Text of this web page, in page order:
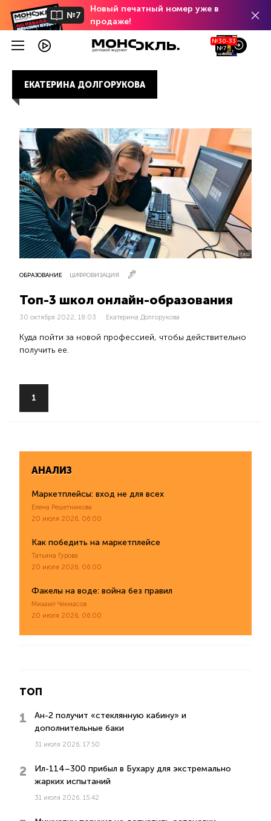
№7
Новый печатный номер уже в
продаже!
№30-33
№7
ЕКАТЕРИНА ДОЛГОРУКОВА
TASS
ОБРАЗОВАНИЕ ЦИФРОВИЗАЦИЯ
Топ-3 школ онлайн-образования
30 октября 2022, 18:03 Екатерина Долгорукова
Куда пойти за новой профессией, чтобы действительно
получить ее.
1
АНАЛИЗ
Маркетплейсы: вход не для всех
Елена Решетникова
20 июля 2026, 06:00
Как победить на маркетплейсе
Татьяна Гурова
20 июля 2026, 06:00
Факелы на воде: война без правил
Михаил Чекмасов
20 июля 2026, 06:00
ТОП
Ан-2 получит «стеклянную кабину» и
дополнительные баки
31 июля 2026, 17:50
Ил-114–300 прибыл в Бухару для экстремально
жарких испытаний
31 июля 2026, 15:42